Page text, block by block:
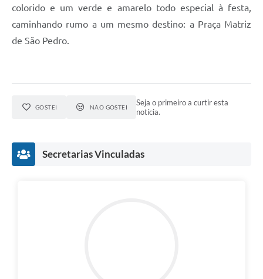
colorido e um verde e amarelo todo especial à festa,
caminhando rumo a um mesmo destino: a Praça Matriz
de São Pedro.
GOSTEI NÃO GOSTEI
Seja o primeiro a curtir esta
notícia.
Secretarias Vinculadas